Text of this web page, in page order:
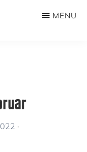
MENU
·